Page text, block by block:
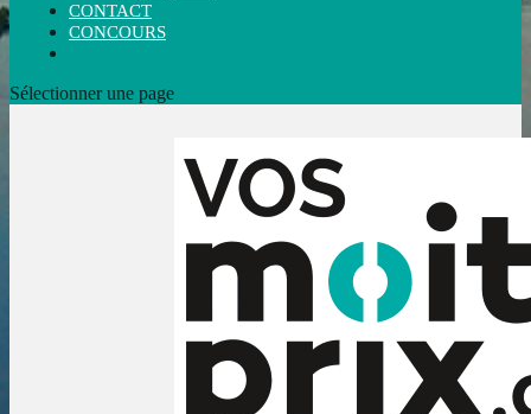
CONTACT
CONCOURS
Sélectionner une page